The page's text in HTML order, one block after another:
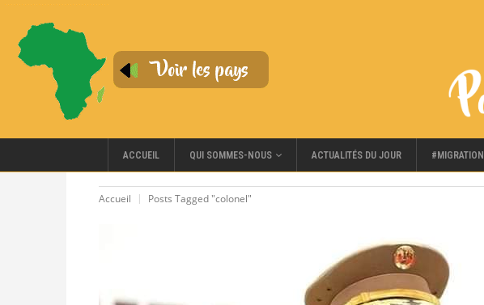
ACCUEIL QUI SOMMES-NOUS ACTUALITÉS DU JOUR #MIGRATION
Accueil Posts Tagged "colonel"